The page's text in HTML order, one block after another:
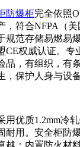
防爆柜完全依照
，符合NFPA（
规范存储易燃易
CE权威认证。专
品，有组织，有
，保护人身与设备
用优质1.2mm冷
耐用。安全柜防
越；内置防火材